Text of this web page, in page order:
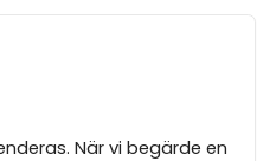
När vi begärde en